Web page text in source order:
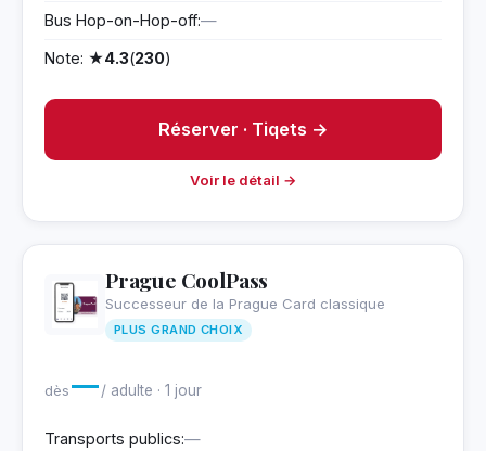
Bus Hop-on-Hop-off:—
Note: ★4.3(230)
Réserver · Tiqets →
Voir le détail →
Prague CoolPass
Successeur de la Prague Card classique
PLUS GRAND CHOIX
dès—/ adulte · 1 jour
Transports publics:—